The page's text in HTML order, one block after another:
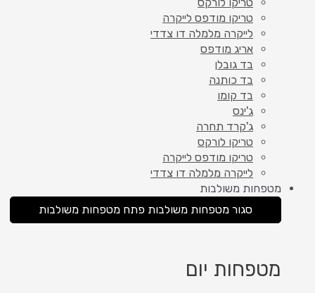
טריקו מודפס לייקרה
לייקרה מלמלה דו צדדי
אריג מודפס
בד גובלן
בד כותנה
בד קומו
ג'ינס
ג'קרד תחרה
טריקו לורקס
טריקו מודפס לייקרה
לייקרה מלמלה דו צדדי
מטפחות משולבות
סגור מטפחות משולבות פתח מטפחות משולבות
מטפחות יום